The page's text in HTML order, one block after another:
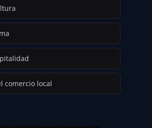
comercio local